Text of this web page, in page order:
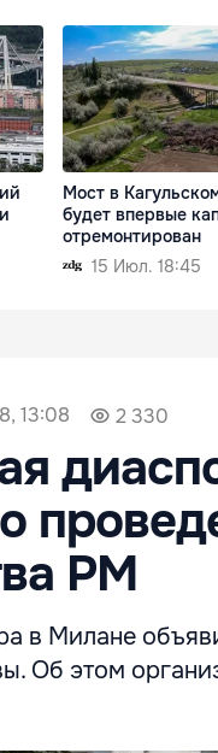
Мост в
будет впервые
отремонтирован
15 Июл. 18:45
13:08 2 330
РМ
в Милане
Об этом